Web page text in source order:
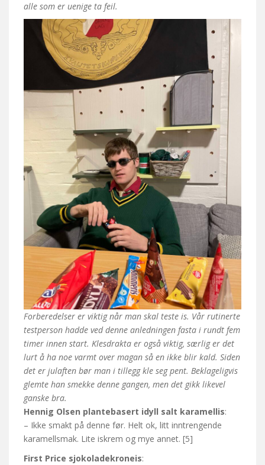
alle som er uenige ta feil.
Forberedelser er viktig når man skal teste is. Vår rutinerte
testperson hadde ved denne anledningen fasta i rundt fem
timer innen start. Klesdrakta er også viktig, særlig er det
lurt å ha noe varmt over magan så en ikke blir kald. Siden
det er julaften bør man i tillegg kle seg pent. Beklageligvis
glemte han smekke denne gangen, men det gikk likevel
ganske bra.
Hennig Olsen plantebasert idyll salt karamellis:
– Ikke smakt på denne før. Helt ok, litt inntrengende
karamellsmak. Lite iskrem og mye annet. [5]
First Price sjokoladekroneis: